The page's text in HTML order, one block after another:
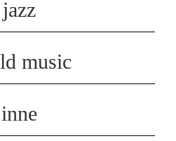
jazz
music
inne